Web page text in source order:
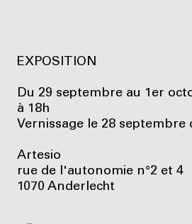
EXPOSITION
Du 29 septembre au 1er
à 18h
Vernissage le 28 septembre
Artesio
rue de l'autonomie n°2 et 4
1070 Anderlecht